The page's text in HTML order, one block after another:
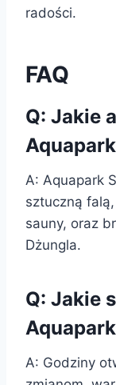
radości.
FAQ
Q: Jakie
A: Aquapark
sztuczną
sauny, oraz
Dżungla.
Q: Jakie
A: Godziny